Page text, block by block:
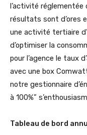
l’activité réglementée
résultats sont d’ores
une activité tertiaire
d’optimiser la
pour l’agence le taux
avec une box
notre gestionnaire
à 100%”
Tableau de bord